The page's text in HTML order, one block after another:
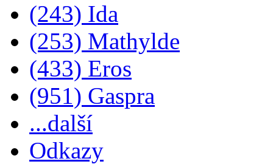
(243) Ida
(253) Mathylde
(433) Eros
(951) Gaspra
...další
Odkazy